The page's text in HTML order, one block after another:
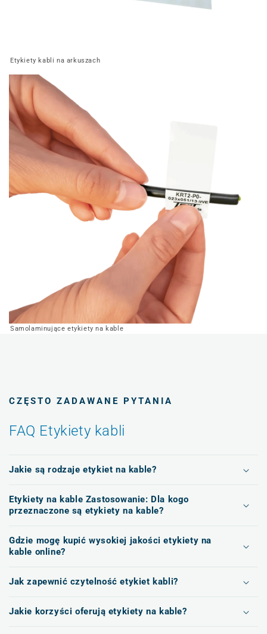
Etykiety kabli na arkuszach
Samolaminujące etykiety na kable
CZĘSTO ZADAWANE PYTANIA
FAQ Etykiety kabli
Jakie są rodzaje etykiet na kable?
Etykiety na kable Zastosowanie: Dla kogo
przeznaczone są etykiety na kable?
Gdzie mogę kupić wysokiej jakości etykiety na
kable online?
Jak zapewnić czytelność etykiet kabli?
Jakie korzyści oferują etykiety na kable?